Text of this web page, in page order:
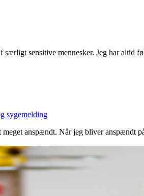
sensitive mennesker. Jeg har altid
sygemelding
anspændt. Når jeg bliver anspændt